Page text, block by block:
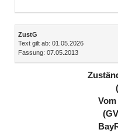
Inhalt
ZustG
Text gilt ab: 01.05.2026
Fassung: 07.05.2013
Vom